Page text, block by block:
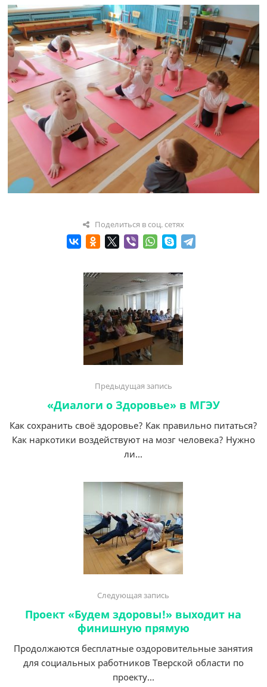
Поделиться в соц. сетях
Предыдущая запись
«Диалоги о Здоровье» в МГЭУ
Как сохранить своё здоровье? Как правильно питаться?
Как наркотики воздействуют на мозг человека? Нужно
ли...
Следующая запись
Проект «Будем здоровы!» выходит на
финишную прямую
Продолжаются бесплатные оздоровительные занятия
для социальных работников Тверской области по
проекту...